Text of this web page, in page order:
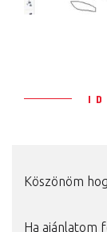
Köszönöm
Ha ajánlatom